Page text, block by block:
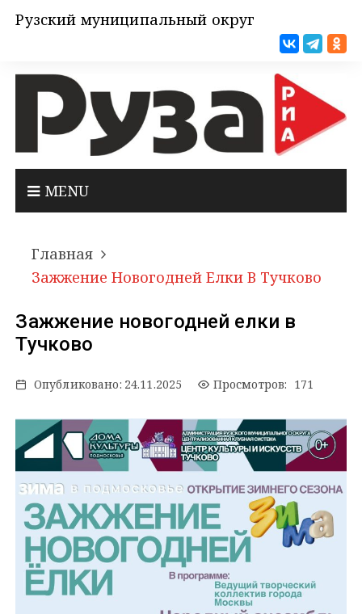
Рузский муниципальный округ
MENU
Главная
Зажжение Новогодней Елки В Тучково
Зажжение новогодней елки в
Тучково
Опубликовано: 24.11.2025 Просмотров: 171